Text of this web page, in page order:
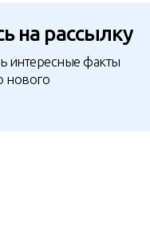
на рассылку
интересные факты
нового